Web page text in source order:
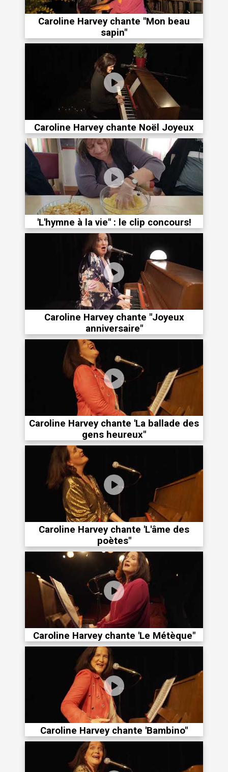
Caroline Harvey chante "Mon beau
sapin"
Caroline Harvey chante Noël Joyeux
'L'hymne à la vie" : le clip concours!
Caroline Harvey chante "Joyeux
anniversaire"
Caroline Harvey chante 'La ballade des
gens heureux"
Caroline Harvey chante 'L'âme des
poètes"
Caroline Harvey chante 'Le Métèque"
Caroline Harvey chante 'Bambino"